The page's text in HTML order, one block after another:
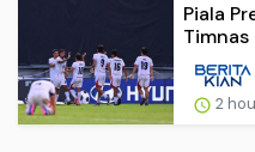
Piala
Timnas
2